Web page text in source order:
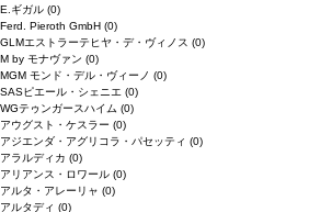
E.ギガル (0)
Ferd. Pieroth GmbH (0)
GLMエストラーテヒヤ・デ・ヴィノス (0)
M by モナヴァン (0)
MGM モンド・デル・ヴィーノ (0)
SASピエール・シェニエ (0)
WGテゥンガースハイム (0)
アウグスト・ケスラー (0)
アジエンダ・アグリコラ・パセッティ (0)
アラルディカ (0)
アリアンス・ロワール (0)
アルタ・アレーリャ (0)
アルタディ (0)